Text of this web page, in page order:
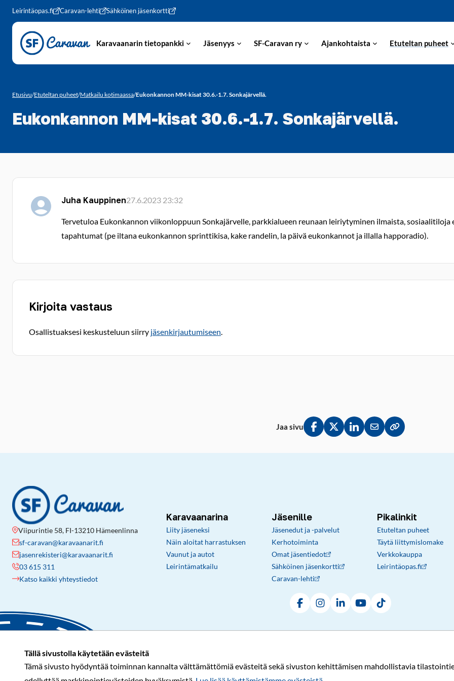
Tällä sivustolla käytetään evästeitä
Tämä sivusto hyödyntää toiminnan kannalta välttämättömiä evästeitä sekä sivuston kehittämisen mahdollistavia
Siirry sivun sisältöön
Leirintäopas.fi Caravan-lehti Sähköinen jäsenkortti
Karavaanarin tietopankki Jäsenyys SF-Caravan ry Ajankohtaista Etuteltan puheet
Etusivu/Etuteltan puheet/Matkailu kotimaassa/Eukonkannon MM-kisat 30.6.-1.7. Sonkajärvellä.
Eukonkannon MM-kisat 30.6.-1.7. Sonkajärvellä.
Juha Kauppinen27.6.2023 23:32
Tervetuloa Eukonkannon viikonloppuun Sonkajärvelle, parkkialueen reunaan leiriytyminen ilmaista, sosiaalitiloja
tapahtumat (pe iltana eukonkannon sprinttikisa, kake randelin, la päivä eukonkannot ja illalla happoradio).
Kirjoita vastaus
Osallistuaksesi keskusteluun siirry jäsenkirjautumiseen.
Jaa sivu
Jaa Facebookissa
Jaa Twitterissä
Jaa LinkedInissä
Jaa sähköpostitse
Kopioi linkki
Viipurintie 58, FI-13210 Hämeenlinna
sf-caravan@karavaanarit.fi
jasenrekisteri@karavaanarit.fi
03 615 311
Katso kaikki yhteystiedot
Karavaanarina
Liity jäseneksi
Näin aloitat harrastuksen
Vaunut ja autot
Leirintämatkailu
Jäsenille
Jäsenedut ja -palvelut
Kerhotoiminta
Omat jäsentiedot
Sähköinen jäsenkortti
Caravan-lehti
Pikalinkit
Etuteltan puheet
Täytä liittymislomake
Verkkokauppa
Leirintäopas.fi
FacebookInstagramLinkedInYouTubeTikTok
© Karavaanarit 2026